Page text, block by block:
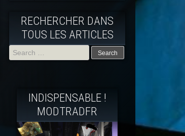
RECHERCHER DANS
TOUS LES ARTICLES
INDISPENSABLE !
MODTRADFR